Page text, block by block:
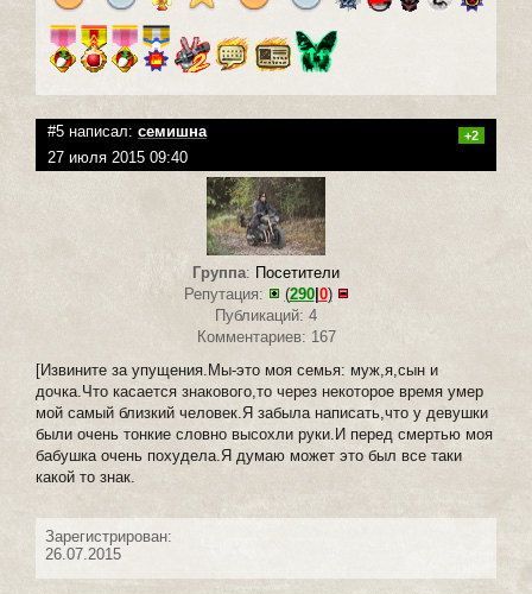
#5 написал: семишна +2
27 июля 2015 09:40
Группа: Посетители
Репутация:
(290| 0)
Публикаций: 4
Комментариев: 167
[Извините за упущения.Мы-это моя семья: муж,я,сын и
дочка.Что касается знакового,то через некоторое время умер
мой самый близкий человек.Я забыла написать,что у девушки
были очень тонкие словно высохли руки.И перед смертью моя
бабушка очень похудела.Я думаю может это был все таки
какой то знак.
Зарегистрирован:
26.07.2015